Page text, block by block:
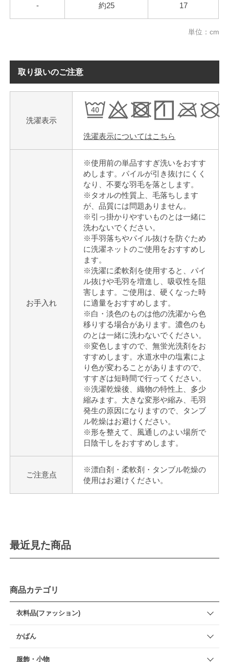
- 約25 17
単位：cm
取り扱いのご注意
洗濯表示
洗濯表示についてはこちら
お手入れ
※使用前の単品すすぎ洗いをおすす
めします。パイルが引き抜けにくく
なり、不要な羽毛を落とします。
※タオルの性質上、毛落ちします
が、品質には問題ありません。
※引っ掛かりやすいものとは一緒に
洗わないでください。
※手羽落ちやパイル抜けを防ぐため
に洗濯ネットのご使用をおすすめし
ます。
※洗濯に柔軟剤を使用すると、パイ
ル抜けや毛羽を増進し、吸収性を阻
害します。ご使用は、硬くなった時
に適量をおすすめします。
※白・淡色のものは他の洗濯から色
移りする場合があります。濃色のも
のとは一緒に洗わないでください。
※変色しますので、無蛍光洗剤をお
すすめします。水道水中の塩素によ
り色が変わることがありますので、
すすぎは短時間で行ってください。
※洗濯乾燥後、織物の特性上、多少
縮みます。大きな変形や縮み、毛羽
発生の原因になりますので、タンブ
ル乾燥はお避けください。
※形を整えて、風通しのよい場所で
日陰干しをおすすめします。
ご注意点
※漂白剤・柔軟剤・タンブル乾燥の
使用はお避けください。
最近見た商品
商品カテゴリ
衣料品(ファッション)
かばん
服飾・小物